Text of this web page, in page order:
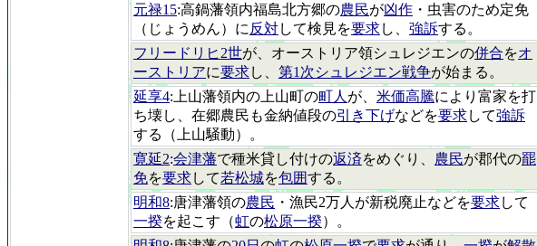
元禄15:高鍋藩領内福島北方郷の農民が凶作 ・虫害のため定免
（じょうめん）に 反対して検見を要求し、 強訴する。
フリードリヒ2世が、オーストリア領シュレジエンの併合をオ
ーストリアに要求し、 第1次シュレジエン戦争が始まる。
延享4:上山藩領内の上山町の町人 が、 米価高騰により富家を打
ち壊し、在郷農民も金納値段の引き下げなどを要求して強訴
する（上山騒動）。
寛延2:会津藩で種米貸し付けの返済をめぐり、 農民が郡代の罷
免を要求して若松城を包囲する。
明和8:唐津藩領の農民 ・漁民2万人が新税廃止などを要求して
一揆を起こす（虹の松原一揆）。